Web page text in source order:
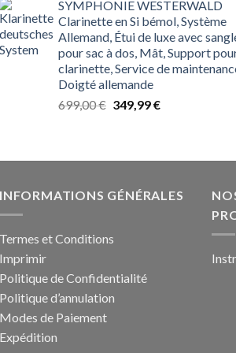
initial
était :
599,00 €.
actuel
est :
239,99 €.
SYMPHONIE WESTERWALD
Clarinette en Si bémol, Système
Allemand, Étui de luxe avec
pour sac à dos, Mât, Support
clarinette, Service de
Doigté allemande
699,00€ Le
349,99€Le
INFORMATIONS GÉNÉRALES
Termes et Conditions
Imprimir
Politique de Confidentialité
Politique d’annulation
Modes de Paiement
Expédition